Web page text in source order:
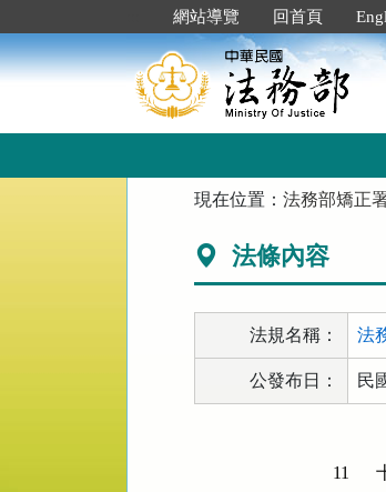
到
主
要
網站導覽 回首頁
現在位置：法務部矯正
法條內容
法規名稱： 法
公發布日： 民
11